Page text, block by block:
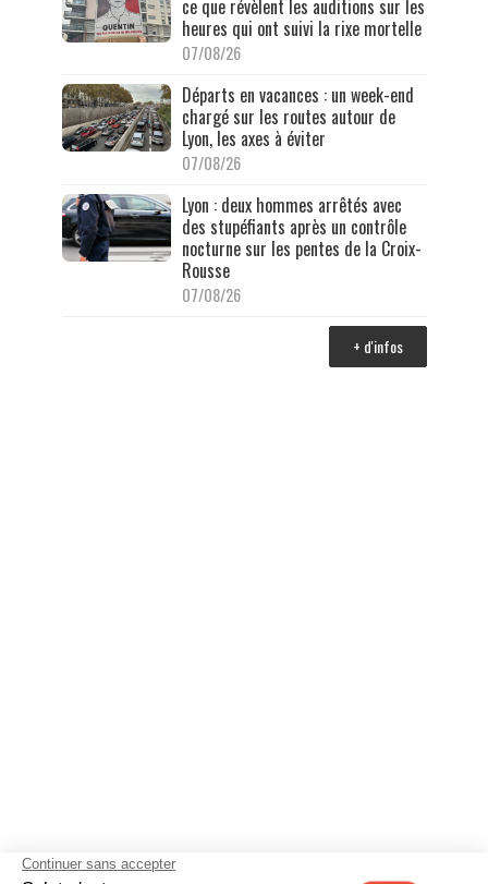
ce que révèlent les auditions sur les
heures qui ont suivi la rixe mortelle
07/08/26
Départs en vacances : un week-end
chargé sur les routes autour de
Lyon, les axes à éviter
07/08/26
Lyon : deux hommes arrêtés avec
des stupéfiants après un contrôle
nocturne sur les pentes de la Croix-
Rousse
07/08/26
+ d'infos